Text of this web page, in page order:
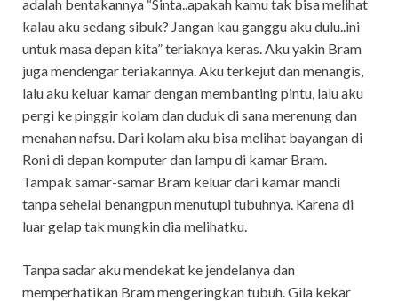
adalah bentakannya “Sinta..apakah kamu tak bisa melihat
kalau aku sedang sibuk? Jangan kau ganggu aku dulu..ini
untuk masa depan kita” teriaknya keras. Aku yakin Bram
juga mendengar teriakannya. Aku terkejut dan menangis,
lalu aku keluar kamar dengan membanting pintu, lalu aku
pergi ke pinggir kolam dan duduk di sana merenung dan
menahan nafsu. Dari kolam aku bisa melihat bayangan di
Roni di depan komputer dan lampu di kamar Bram.
Tampak samar-samar Bram keluar dari kamar mandi
tanpa sehelai benangpun menutupi tubuhnya. Karena di
luar gelap tak mungkin dia melihatku.
Tanpa sadar aku mendekat ke jendelanya dan
memperhatikan Bram mengeringkan tubuh. Gila kekar